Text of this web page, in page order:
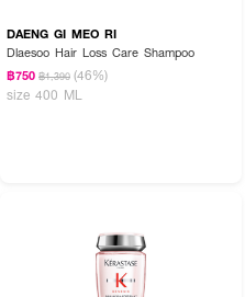
DAENG GI MEO RI
Dlaesoo Hair Loss Care Shampoo
฿750 ฿1,390 (46%)
size 400 ML